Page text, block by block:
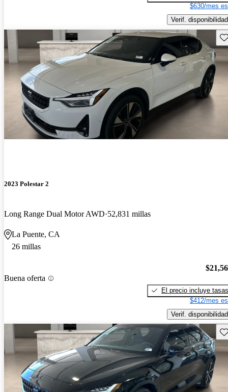
$630/mes
Verif. disponibilidad
2023 Polestar 2
Long Range Dual Motor AWD 52,831 millas
La Puente, CA
26 millas
Buena oferta
El precio incluye tasas
$412/mes
Verif. disponibilidad